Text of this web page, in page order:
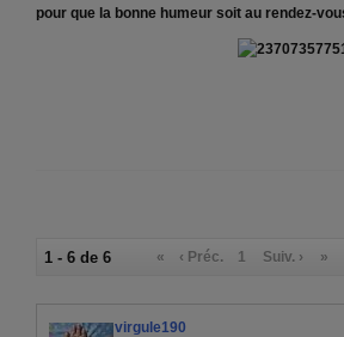
pour que la bonne humeur soit au rendez-
1 - 6 de 6 « ‹ Préc. 1 Suiv. › »
virgule190